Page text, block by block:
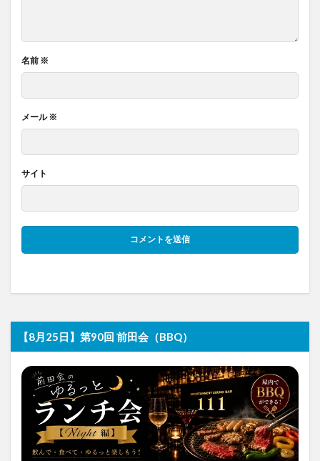
名前 ※
メール※
サイト
【8月25日】第90回 前田会（BBQ）